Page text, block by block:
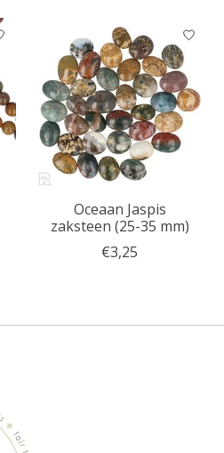
Oceaan Jaspis
zaksteen (25-35 mm)
€3,25